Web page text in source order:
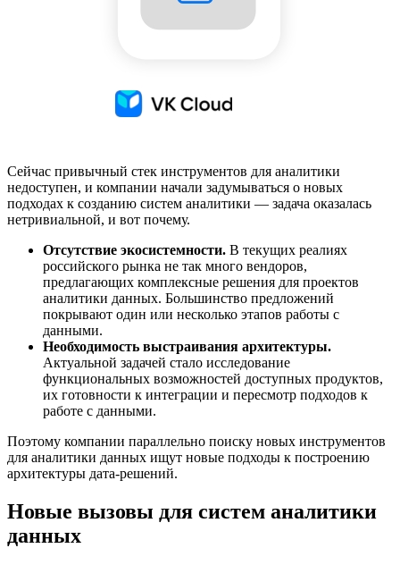
Сейчас привычный стек инструментов для аналитики
недоступен, и компании начали задумываться о новых
подходах к созданию систем аналитики — задача оказалась
нетривиальной, и вот почему.
Отсутствие экосистемности. В текущих реалиях
российского рынка не так много вендоров,
предлагающих комплексные решения для проектов
аналитики данных. Большинство предложений
покрывают один или несколько этапов работы с
данными.
Необходимость выстраивания архитектуры.
Актуальной задачей стало исследование
функциональных возможностей доступных продуктов,
их готовности к интеграции и пересмотр подходов к
работе с данными.
Поэтому компании параллельно поиску новых инструментов
для аналитики данных ищут новые подходы к построению
архитектуры дата-решений.
Новые вызовы для систем аналитики
данных